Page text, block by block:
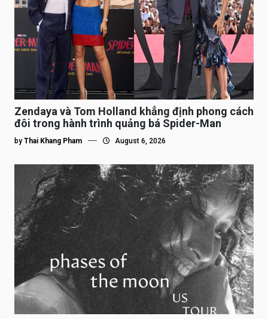
Zendaya và Tom Holland khẳng định phong cách
đôi trong hành trình quảng bá Spider-Man
by Thai Khang Pham August 6, 2026